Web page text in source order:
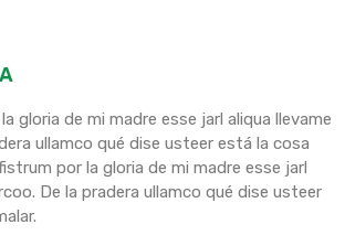
gloria de mi madre esse jarl aliqua llevame
ullamco qué dise usteer está la cosa
por la gloria de mi madre esse jarl
De la pradera ullamco qué dise usteer